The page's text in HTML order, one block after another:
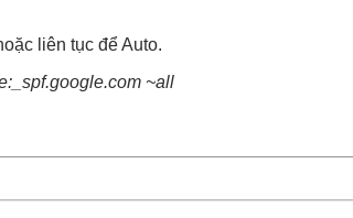
liên tụcđể Auto.
~all